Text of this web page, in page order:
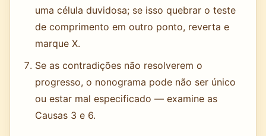
uma célula duvidosa; se isso quebrar o teste
de comprimento em outro ponto, reverta e
marque X.
Se as contradições não resolverem o
progresso, o nonograma pode não ser único
ou estar mal especificado — examine as
Causas 3 e 6.